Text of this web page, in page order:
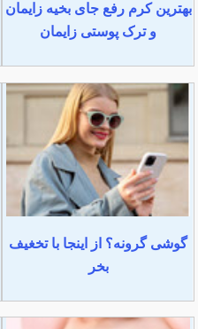
بهترین کرم رفع جای بخیه زایمان
و ترک پوستی زایمان
گوشی گرونه؟ از اینجا با تخغیف
بخر